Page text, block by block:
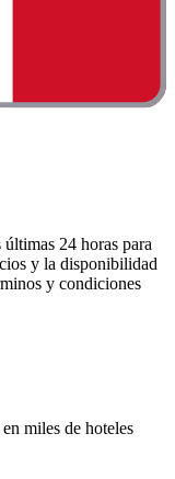
24 horas para
y la disponibilidad
y condiciones
miles de hoteles